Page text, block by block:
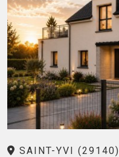
SAINT-YVI (29140)